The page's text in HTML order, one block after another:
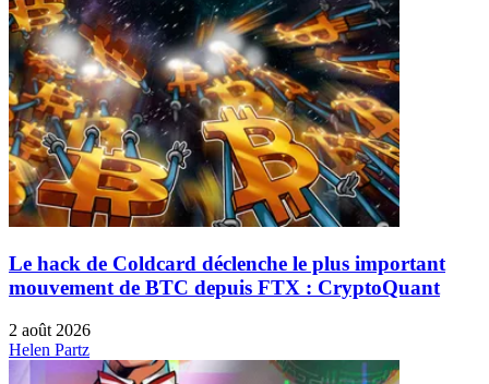
Le hack de Coldcard déclenche le plus important
mouvement de BTC depuis FTX : CryptoQuant
2 août 2026
Helen Partz